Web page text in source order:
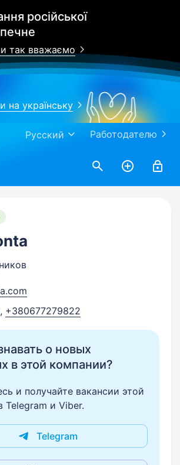
російської
так вважаємо
на українську
Работодателю
Русский
, +380677279822
о новых
в этой компании?
и получайте вакансии этой
Telegram и Viber.
Telegram